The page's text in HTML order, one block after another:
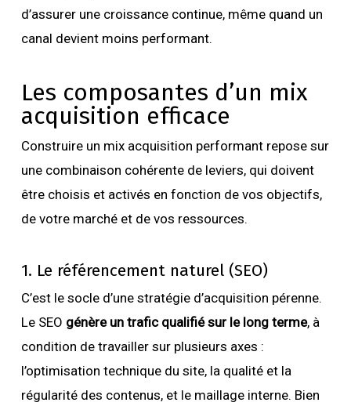
d’assurer une croissance continue, même quand un
canal devient moins performant.
Les composantes d’un mix
acquisition efficace
Construire un mix acquisition performant repose sur
une combinaison cohérente de leviers, qui doivent
être choisis et activés en fonction de vos objectifs,
de votre marché et de vos ressources.
1. Le référencement naturel (SEO)
C’est le socle d’une stratégie d’acquisition pérenne.
Le SEO génère un trafic qualifié sur le long terme, à
condition de travailler sur plusieurs axes :
l’optimisation technique du site, la qualité et la
régularité des contenus, et le maillage interne. Bien